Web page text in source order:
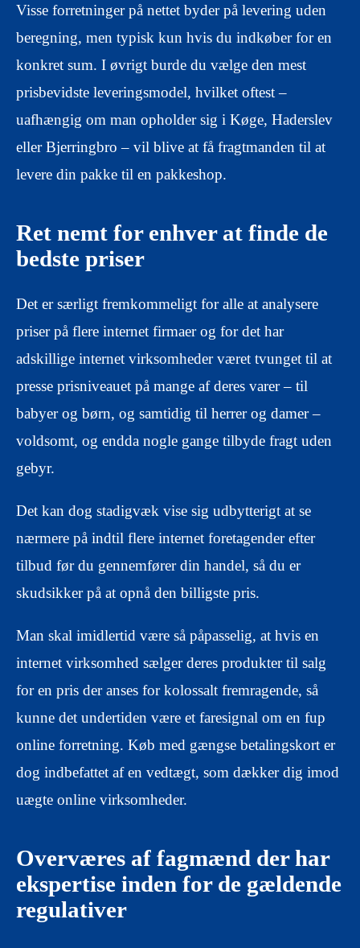
Visse forretninger på nettet byder på levering uden
beregning, men typisk kun hvis du indkøber for en
konkret sum. I øvrigt burde du vælge den mest
prisbevidste leveringsmodel, hvilket oftest –
uafhængig om man opholder sig i Køge, Haderslev
eller Bjerringbro – vil blive at få fragtmanden til at
levere din pakke til en pakkeshop.
Ret nemt for enhver at finde de
bedste priser
Det er særligt fremkommeligt for alle at analysere
priser på flere internet firmaer og for det har
adskillige internet virksomheder været tvunget til at
presse prisniveauet på mange af deres varer – til
babyer og børn, og samtidig til herrer og damer –
voldsomt, og endda nogle gange tilbyde fragt uden
gebyr.
Det kan dog stadigvæk vise sig udbytterigt at se
nærmere på indtil flere internet foretagender efter
tilbud før du gennemfører din handel, så du er
skudsikker på at opnå den billigste pris.
Man skal imidlertid være så påpasselig, at hvis en
internet virksomhed sælger deres produkter til salg
for en pris der anses for kolossalt fremragende, så
kunne det undertiden være et faresignal om en fup
online forretning. Køb med gængse betalingskort er
dog indbefattet af en vedtægt, som dækker dig imod
uægte online virksomheder.
Overværes af fagmænd der har
ekspertise inden for de gældende
regulativer